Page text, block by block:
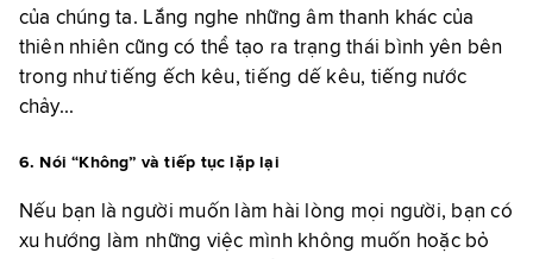
của chúng ta. Lắng nghe những âm thanh khác của
thiên nhiên cũng có thể tạo ra trạng thái bình yên bên
trong như tiếng ếch kêu, tiếng dế kêu, tiếng nước
chảy...
6. Nói “Không” và tiếp tục lặp lại
Nếu bạn là người muốn làm hài lòng mọi người, bạn có
xu hướng làm những việc mình không muốn hoặc bỏ